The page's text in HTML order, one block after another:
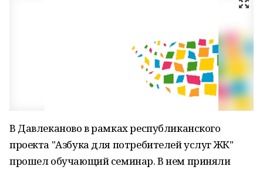
В Давлеканово в рамках республиканского
проекта "Азбука для потребителей услуг ЖК"
прошел обучающий семинар. В нем приняли